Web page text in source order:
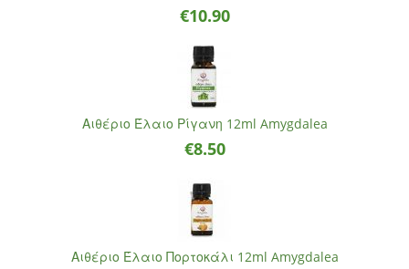
€10.90
Αιθέριο Έλαιο Ρίγανη 12ml Amygdalea
€8.50
Αιθέριο Έλαιο Πορτοκάλι 12ml Amygdalea